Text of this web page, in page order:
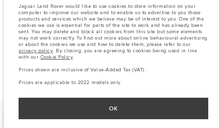
գունային սխեմաների ընթացիկ տեխնիկական բնութագրերը:
Խնդրում ենք խորհրդակցել ձեր մանրածախ վաճառողի հետ, ով
կկարողանա ներկայացնել ձեզ առկա ցանկացած
սահմանափակում՝ ճիշտ ընտրություն կատարելու համար
The information, specification, engines and colours on this website are based
on European specification and may vary from market to market and are
subject to change without notice. Some vehicles are shown with optional
equipment that may not be available in all markets. Please contact your
local retailer for local availability and prices.
Prices shown are inclusive of Value-Added Tax (VAT).
Prices are applicable to 2026 models only.
Jaguar Land Rover would like to use cookies to store information on your
computer to improve our website and to enable us to advertise to you those
products and services which we believe may be of interest to you. One of the
cookies we use is essential for parts of the site to work and has already been
sent. You may delete and block all cookies from this site but some elements
may not work correctly. To find out more about online behavioural advertising
or about the cookies we use and how to delete them, please refer to our
privacy policy. By closing, you are agreeing to cookies being used in line
with our Cookie Policy.
Prices shown are inclusive of Value-Added Tax (VAT).
Prices are applicable to 2022 models only.
OK
NEXT STEPS
ՏԵՂԵԿԱՑՎԱԾ